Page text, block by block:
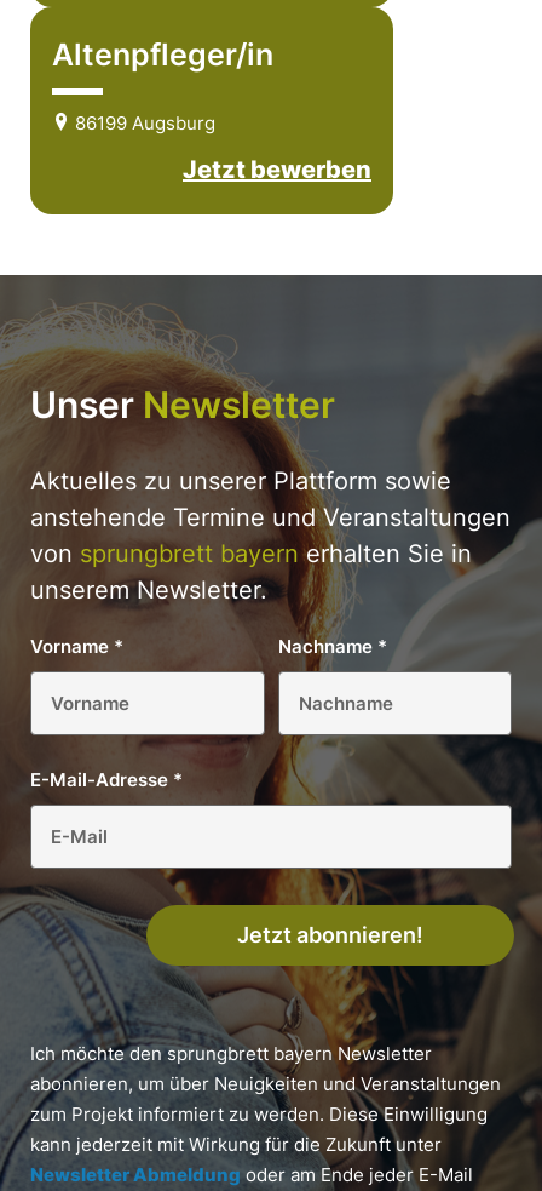
Altenpfleger/in
86199 Augsburg
Jetzt bewerben
Unser Newsletter
Aktuelles zu unserer Plattform sowie
anstehende Termine und Veranstaltungen
von sprungbrett bayernerhalten Sie in
unserem Newsletter.
Vorname * Nachname *
E-Mail-Adresse *
Jetzt abonnieren!
Ich möchte den sprungbrett bayern Newsletter
abonnieren, um über Neuigkeiten und Veranstaltungen
zum Projekt informiert zu werden. Diese Einwilligung
kann jederzeit mit Wirkung für die Zukunft unter
Newsletter Abmeldung oder am Ende jeder E-Mail